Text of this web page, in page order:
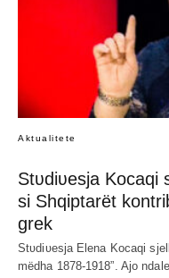
Si dhe pse
shtatoret e